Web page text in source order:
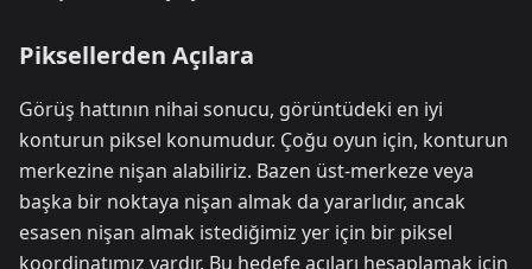
Piksellerden Açılara
Görüş hattının nihai sonucu, görüntüdeki en iyi
konturun piksel konumudur. Çoğu oyun için, konturun
merkezine nişan alabiliriz. Bazen üst-merkeze veya
başka bir noktaya nişan almak da yararlıdır, ancak
esasen nişan almak istediğimiz yer için bir piksel
koordinatımız vardır. Bu hedefe açıları hesaplamak için